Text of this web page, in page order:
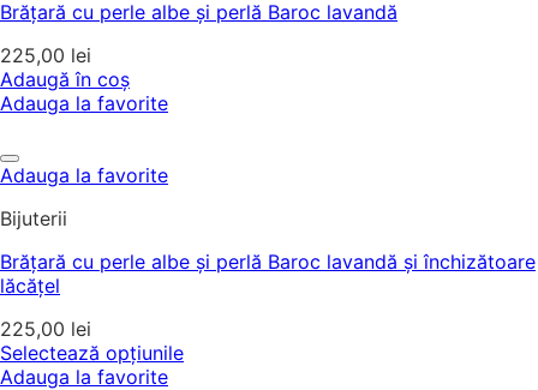
Brățară cu perle albe și perlă Baroc lavandă
225,00 lei
Adaugă în coș
Adauga la favorite
Adauga la favorite
Bijuterii
Brățară cu perle albe și perlă Baroc lavandă și închizătoare
lăcățel
225,00 lei
Selectează opțiunile
Adauga la favorite